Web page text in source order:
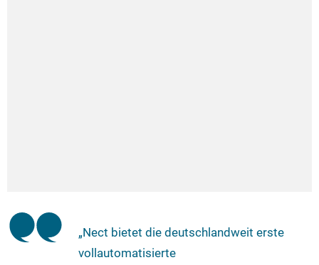
„Nect bietet die deutschlandweit erste
vollautomatisierte